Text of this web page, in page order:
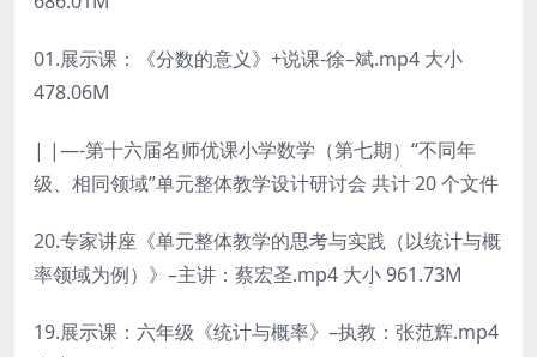
01.展示课：《分数的意义》+说课-徐–斌.mp4 大小
478.06M
| |—-第十六届名师优课小学数学（第七期）“不同年
级、相同领域”单元整体教学设计研讨会 共计 20 个文件
20.专家讲座《单元整体教学的思考与实践（以统计与概
率领域为例）》–主讲：蔡宏圣.mp4 大小 961.73M
19.展示课：六年级《统计与概率》–执教：张范辉.mp4